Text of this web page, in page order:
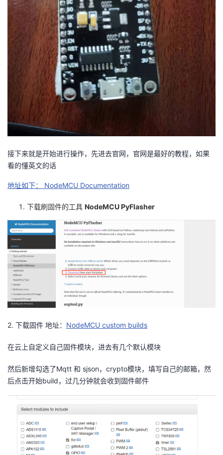
学
堂
我
程
认
证
的
实
我
的
持
的
技
术
支
持
我
的
云
声
建
接下来就是开始进行操作，先进去官网，官网是最好的教程，如果
看的懂英文的话
地址如下： NodeMCU Documentation
下载刷固件的工具 NodeMCU PyFlasher
2. 下载固件 地址： NodeMCU custom builds
在云上自定义自己固件模块，进去有几个默认模块
然后新增勾选了Mqtt 和 sjson，crypto模块，填写自己的邮箱，然
后点击开始build，过几分钟就会收到固件邮件